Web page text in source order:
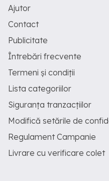
Ajutor
Contact
Publicitate
Întrebări frecvente
Termeni și condiții
Lista categoriilor
Siguranța tranzacțiilor
Modifică setările de
Regulament Campanie
Livrare cu verificare colet